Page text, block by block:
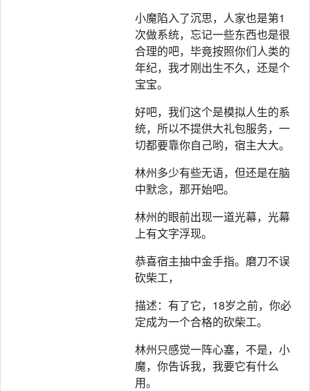
小魔陷入了沉思，人家也是第1
次做系统，忘记一些东西也是很
合理的吧，毕竟按照你们人类的
年纪，我才刚出生不久，还是个
宝宝。
好吧，我们这个是模拟人生的系
统，所以不提供大礼包服务，一
切都要靠你自己哟，宿主大大。
林州多少有些无语，但还是在脑
中默念，那开始吧。
林州的眼前出现一道光幕，光幕
上有文字浮现。
恭喜宿主抽中金手指。磨刀不误
砍柴工，
描述：有了它，18岁之前，你必
定成为一个合格的砍柴工。
林州只感觉一阵心塞，不是，小
魔，你告诉我，我要它有什么
用。